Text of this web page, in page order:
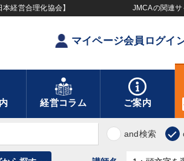
経営合理化協会】 JMCAの関連サ
マイページ会員ログイ
経営コラム ご案内
and検索